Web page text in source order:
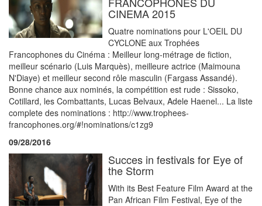
CINEMA 2015
Quatre nominations pour L'OEIL DU
CYCLONE aux Trophées
Francophones du Cinéma : Meilleur long-métrage de fiction,
meilleur scénario (Luis Marquès), meilleure actrice (Maimouna
N'Diaye) et meilleur second rôle masculin (Fargass Assandé).
Bonne chance aux nominés, la compétition est rude : Sissoko,
Cotillard, les Combattants, Lucas Belvaux, Adele Haenel... La liste
complete des nominations : http://www.trophees-
francophones.org/#!nominations/c1zg9
09/28/2016
Succes in festivals for Eye of
the Storm
With its Best Feature Film Award at the
Pan African Film Festival, Eye of the